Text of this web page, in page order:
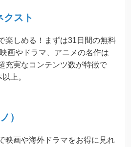
クスト
楽しめる！まずは31日間の無料
画やドラマ、アニメの名作は
充実なコンテンツ数が特徴で
上。
）
映画や海外ドラマをお得に見れ